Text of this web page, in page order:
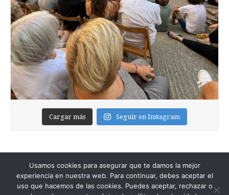
Cargar más Seguir en Instagram
Usamos cookies para asegurar que te damos la mejor
experiencia en nuestra web. Para continuar, debes aceptar el
uso que hacemos de las cookies. Puedes aceptar, rechazar o